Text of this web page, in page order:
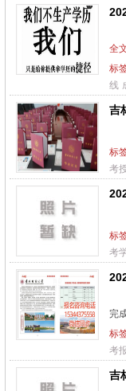
全
标
线
吉
标
考
标
考
完
标
考
吉